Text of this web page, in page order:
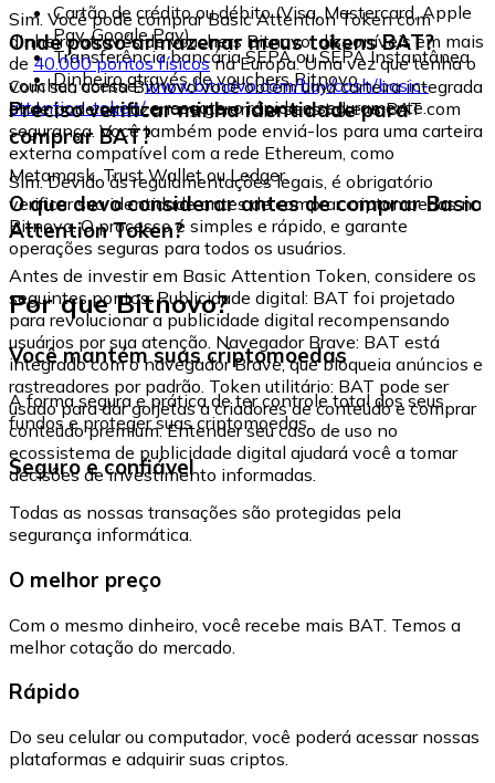
Cartão de crédito ou débito (Visa, Mastercard, Apple
Pay, Google Pay)
Transferência bancária SEPA ou SEPA Instantânea
Dinheiro através de vouchers Bitnovo
Sim. Você pode comprar Basic Attention Token com
dinheiro através de vouchers Bitnovo, disponíveis em mais
de 40.000 pontos físicosna Europa. Uma vez que tenha o
voucher, acesse:www.bitnovo.com/buy/cash/basic-
attention-token/e resgate-o rápida e seguramente.
Onde posso armazenar meus tokens BAT?
Com sua conta Bitnovo você obtém uma carteira integrada
onde pode armazenar e gerenciar seus tokens BAT com
segurança. Você também pode enviá-los para uma carteira
externa compatível com a rede Ethereum, como
Metamask, Trust Wallet ou Ledger.
Preciso verificar minha identidade para
comprar BAT?
Sim. Devido às regulamentações legais, é obrigatório
verificar sua identidade antes de comprar criptomoedas na
Bitnovo. O processo é simples e rápido, e garante
operações seguras para todos os usuários.
O que devo considerar antes de comprar Basic
Attention Token?
Antes de investir em Basic Attention Token, considere os
seguintes pontos: Publicidade digital: BAT foi projetado
para revolucionar a publicidade digital recompensando
usuários por sua atenção. Navegador Brave: BAT está
integrado com o navegador Brave, que bloqueia anúncios e
rastreadores por padrão. Token utilitário: BAT pode ser
usado para dar gorjetas a criadores de conteúdo e comprar
conteúdo premium. Entender seu caso de uso no
ecossistema de publicidade digital ajudará você a tomar
decisões de investimento informadas.
Por que Bitnovo?
Você mantém suas criptomoedas
A forma segura e prática de ter controle total dos seus
fundos e proteger suas criptomoedas.
Seguro e confiável
Todas as nossas transações são protegidas pela
segurança informática.
O melhor preço
Com o mesmo dinheiro, você recebe mais BAT. Temos a
melhor cotação do mercado.
Rápido
Do seu celular ou computador, você poderá acessar nossas
plataformas e adquirir suas criptos.